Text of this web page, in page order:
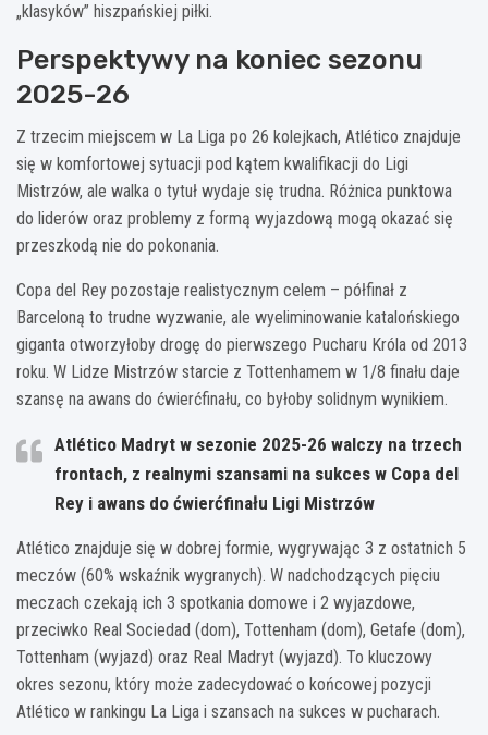
„klasyków” hiszpańskiej piłki.
Perspektywy na koniec sezonu
2025-26
Z trzecim miejscem w La Liga po 26 kolejkach, Atlético znajduje
się w komfortowej sytuacji pod kątem kwalifikacji do Ligi
Mistrzów, ale walka o tytuł wydaje się trudna. Różnica punktowa
do liderów oraz problemy z formą wyjazdową mogą okazać się
przeszkodą nie do pokonania.
Copa del Rey pozostaje realistycznym celem – półfinał z
Barceloną to trudne wyzwanie, ale wyeliminowanie katalońskiego
giganta otworzyłoby drogę do pierwszego Pucharu Króla od 2013
roku. W Lidze Mistrzów starcie z Tottenhamem w 1/8 finału daje
szansę na awans do ćwierćfinału, co byłoby solidnym wynikiem.
Atlético Madryt w sezonie 2025-26 walczy na trzech
frontach, z realnymi szansami na sukces w Copa del
Rey i awans do ćwierćfinału Ligi Mistrzów
Atlético znajduje się w dobrej formie, wygrywając 3 z ostatnich 5
meczów (60% wskaźnik wygranych). W nadchodzących pięciu
meczach czekają ich 3 spotkania domowe i 2 wyjazdowe,
przeciwko Real Sociedad (dom), Tottenham (dom), Getafe (dom),
Tottenham (wyjazd) oraz Real Madryt (wyjazd). To kluczowy
okres sezonu, który może zadecydować o końcowej pozycji
Atlético w rankingu La Liga i szansach na sukces w pucharach.